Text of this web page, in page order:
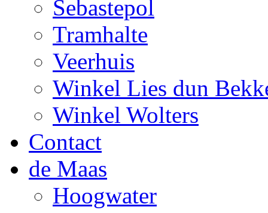
Sebastepol
Tramhalte
Veerhuis
Winkel Lies dun
Winkel Wolters
Contact
de Maas
Hoogwater